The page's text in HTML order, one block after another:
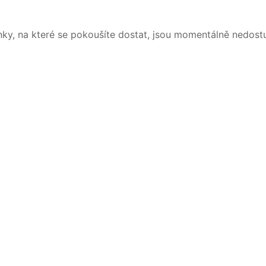
na které se pokoušíte dostat, jsou momentálně